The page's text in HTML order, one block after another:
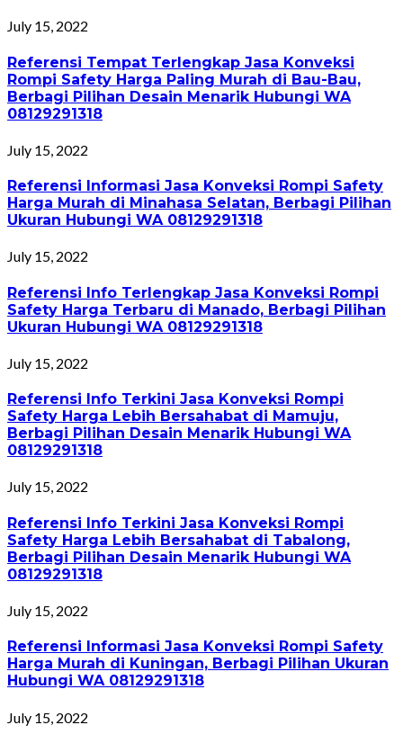
July 15, 2022
Referensi Tempat Terlengkap Jasa Konveksi
Rompi Safety Harga Paling Murah di Bau-Bau,
Berbagi Pilihan Desain Menarik Hubungi WA
08129291318
July 15, 2022
Referensi Informasi Jasa Konveksi Rompi Safety
Harga Murah di Minahasa Selatan, Berbagi Pilihan
Ukuran Hubungi WA 08129291318
July 15, 2022
Referensi Info Terlengkap Jasa Konveksi Rompi
Safety Harga Terbaru di Manado, Berbagi Pilihan
Ukuran Hubungi WA 08129291318
July 15, 2022
Referensi Info Terkini Jasa Konveksi Rompi
Safety Harga Lebih Bersahabat di Mamuju,
Berbagi Pilihan Desain Menarik Hubungi WA
08129291318
July 15, 2022
Referensi Info Terkini Jasa Konveksi Rompi
Safety Harga Lebih Bersahabat di Tabalong,
Berbagi Pilihan Desain Menarik Hubungi WA
08129291318
July 15, 2022
Referensi Informasi Jasa Konveksi Rompi Safety
Harga Murah di Kuningan, Berbagi Pilihan Ukuran
Hubungi WA 08129291318
July 15, 2022